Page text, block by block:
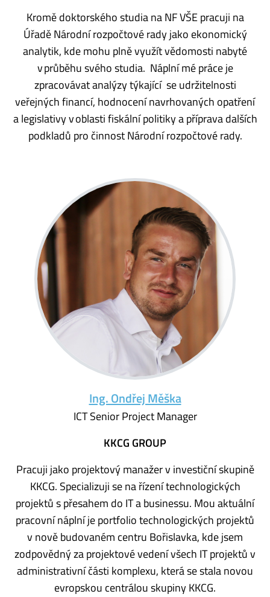
Kromě doktorského studia na NF VŠE pracuji na
Úřadě Národní rozpočtové rady jako ekonomický
analytik, kde mohu plně využít vědomosti nabyté
v průběhu svého studia. Náplní mé práce je
zpracovávat analýzy týkající se udržitelnosti
veřejných financí, hodnocení navrhovaných opatření
a legislativy v oblasti fiskální politiky a příprava dalších
podkladů pro činnost Národní rozpočtové rady.
Ing. Ondřej Měška
ICT Senior Project Manager
KKCG GROUP
Pracuji jako projektový manažer v investiční skupině
KKCG. Specializuji se na řízení technologických
projektů s přesahem do IT a businessu. Mou aktuální
pracovní náplní je portfolio technologických projektů
v nově budovaném centru Bořislavka, kde jsem
zodpovědný za projektové vedení všech IT projektů v
administrativní části komplexu, která se stala novou
evropskou centrálou skupiny KKCG.